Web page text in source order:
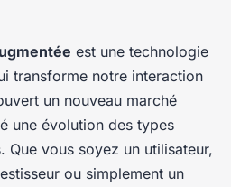
est une technologie
transforme notre interaction
un nouveau marché
une évolution des types
Que vous soyez un utilisateur,
ou simplement un